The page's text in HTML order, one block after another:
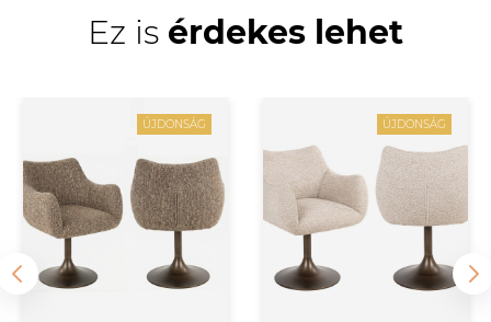
Ez is érdekes lehet
ÚJDONSÁG ÚJDONSÁG